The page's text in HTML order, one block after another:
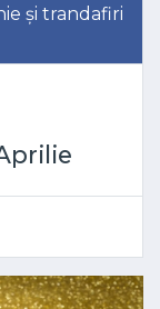
și trandafiri